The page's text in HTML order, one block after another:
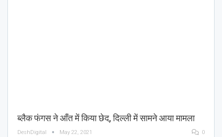
ब्लैक फंगस ने आँत में किया छेद, दिल्ली में सामने आया मामला
DeshDigital May 22, 2021 0